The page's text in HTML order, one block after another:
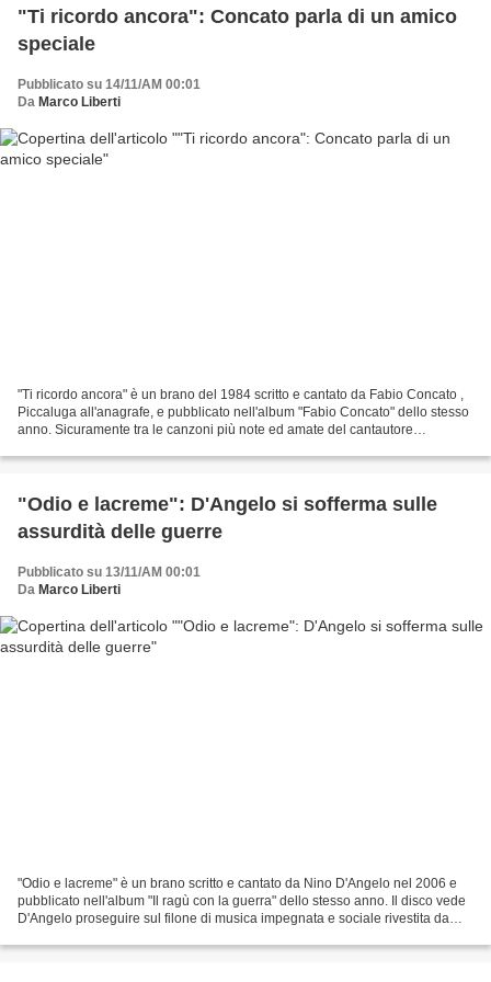
"Ti ricordo ancora": Concato parla di un amico
speciale
Pubblicato su 14/11/AM 00:01
Da Marco Liberti
"Ti ricordo ancora" è un brano del 1984 scritto e cantato da Fabio Concato ,
Piccaluga all'anagrafe, e pubblicato nell'album "Fabio Concato" dello stesso
anno. Sicuramente tra le canzoni più note ed amate del cantautore
"Odio e lacreme": D'Angelo si sofferma sulle
assurdità delle guerre
Pubblicato su 13/11/AM 00:01
Da Marco Liberti
"Odio e lacreme" è un brano scritto e cantato da Nino D'Angelo nel 2006 e
pubblicato nell'album "Il ragù con la guerra" dello stesso anno. Il disco vede
D'Angelo proseguire sul filone di musica impegnata e sociale rivestita da